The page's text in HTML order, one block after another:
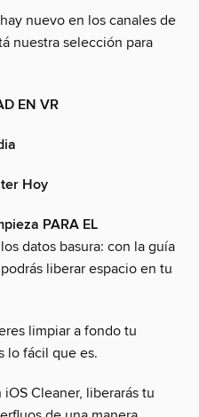
hay nuevo en los canales de
nuestra selección para
EN VR
Hoy
PARA EL
datos basura: con la guía
liberar espacio en tu
limpiar a fondo tu
lo fácil que es.
iOS Cleaner, liberarás tu